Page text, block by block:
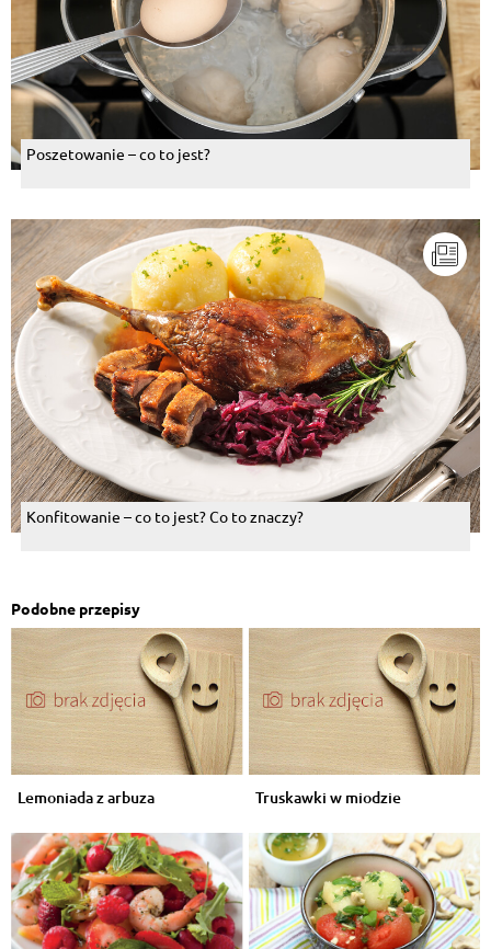
Poszetowanie – co to jest?
Konfitowanie – co to jest? Co to znaczy?
Podobne przepisy
Lemoniada z arbuza Truskawki w miodzie